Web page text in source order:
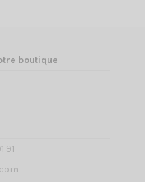
boutique
91